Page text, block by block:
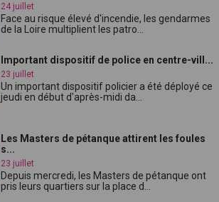
24 juillet
Face au risque élevé d'incendie, les gendarmes
de la Loire multiplient les patro...
Important dispositif de police en centre-vill...
23 juillet
Un important dispositif policier a été déployé ce
jeudi en début d'après-midi da...
Les Masters de pétanque attirent les foules
s...
23 juillet
Depuis mercredi, les Masters de pétanque ont
pris leurs quartiers sur la place d...